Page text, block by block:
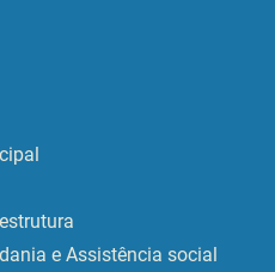
e Assistência social